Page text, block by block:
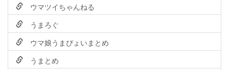
ウマツイちゃんねる
うまろぐ
ウマ娘うまぴょいまとめ
うまとめ